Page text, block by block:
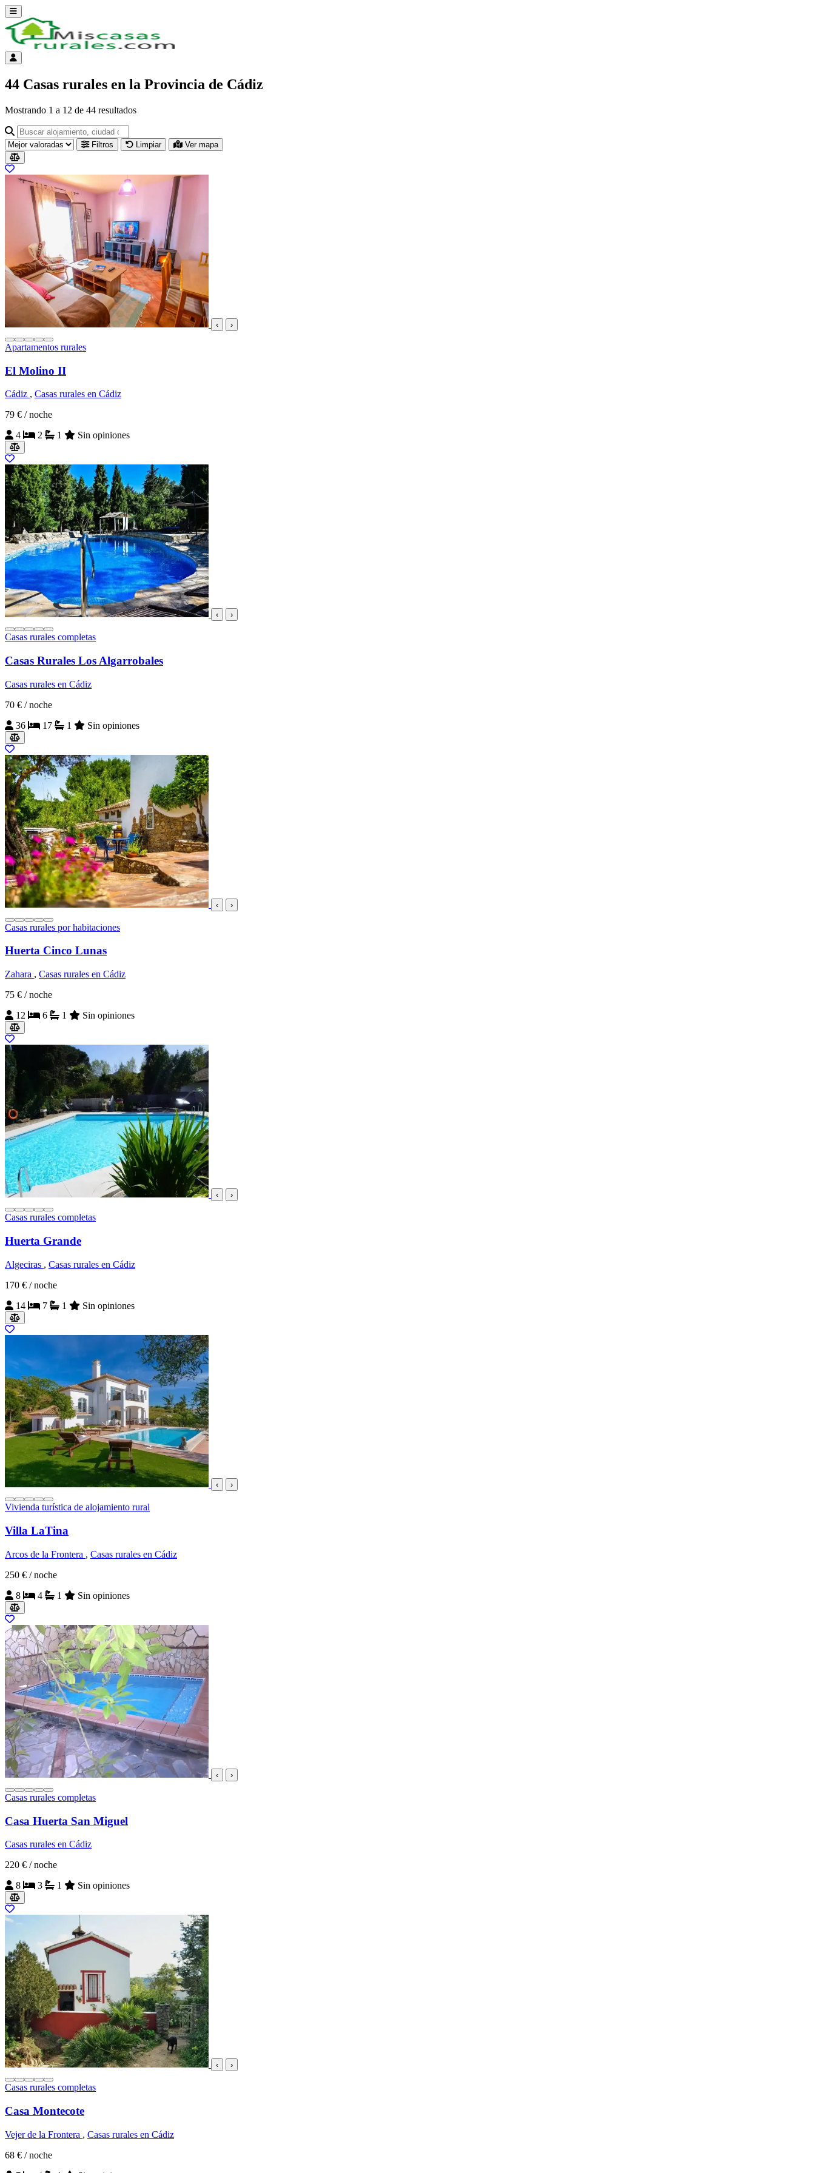
Abrir menú
Menú de cuenta
44 Casas rurales en la Provincia de Cádiz
Mostrando 1 a 12 de 44 resultados
Buscar alojamiento, ciudad o provincia para ir a su página
Filtros Limpiar Ver mapa
Resultados del listado
‹ ›
Apartamentos rurales
El Molino II
Cádiz , Casas rurales en Cádiz
79 € / noche
4
2 1 Sin opiniones
‹ ›
Casas rurales completas
Casas Rurales Los Algarrobales
Casas rurales en Cádiz
70 € / noche
36
17 1 Sin opiniones
‹ ›
Casas rurales por habitaciones
Huerta Cinco Lunas
Zahara , Casas rurales en Cádiz
75 € / noche
12
6 1 Sin opiniones
‹ ›
Casas rurales completas
Huerta Grande
Algeciras , Casas rurales en Cádiz
170 € / noche
14
7 1 Sin opiniones
‹ ›
Vivienda turística de alojamiento rural
Villa LaTina
Arcos de la Frontera , Casas rurales en Cádiz
250 € / noche
8
4 1 Sin opiniones
‹ ›
Casas rurales completas
Casa Huerta San Miguel
Casas rurales en Cádiz
220 € / noche
8
3 1 Sin opiniones
‹ ›
Casas rurales completas
Casa Montecote
Vejer de la Frontera , Casas rurales en Cádiz
68 € / noche